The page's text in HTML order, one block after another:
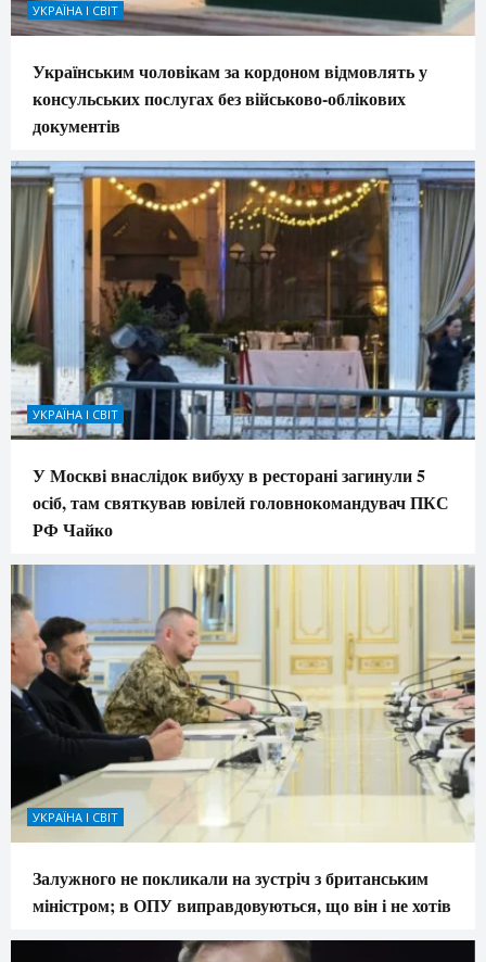
УКРАЇНА І СВІТ
Українським чоловікам за кордоном відмовлять у
консульських послугах без військово-облікових
документів
УКРАЇНА І СВІТ
У Москві внаслідок вибуху в ресторані загинули 5
осіб, там святкував ювілей головнокомандувач ПКС
РФ Чайко
УКРАЇНА І СВІТ
Залужного не покликали на зустріч з британським
міністром; в ОПУ виправдовуються, що він і не хотів